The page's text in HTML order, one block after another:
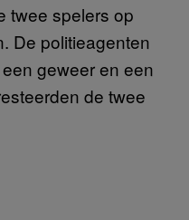
twee spelers op
De politieagenten
geweer en een
de twee